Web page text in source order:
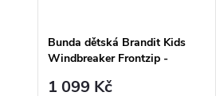
Bunda dětská Brandit Kids
Windbreaker Frontzip -
1 099 Kč